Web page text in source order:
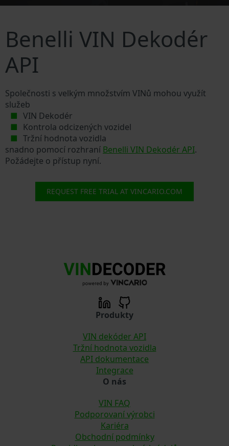
Benelli VIN Dekodér
API
Společnosti s velkým množstvím VINů mohou využít
služeb
VIN Dekodér
Kontrola odcizených vozidel
Tržní hodnota vozidla
snadno pomocí rozhraní Benelli VIN Dekodér API.
Požádejte o přístup nyní.
REQUEST FREE TRIAL AT VINCARIO.COM
Produkty
VIN dekóder API
Tržní hodnota vozidla
API dokumentace
Integrace
O nás
VIN FAQ
Podporovaní výrobci
Kariéra
Obchodní podmínky